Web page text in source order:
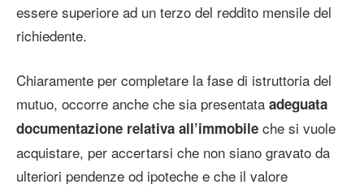
essere superiore ad un terzo del reddito mensile del
richiedente.
Chiaramente per completare la fase di istruttoria del
mutuo, occorre anche che sia presentata adeguata
documentazione relativa all’immobile che si vuole
acquistare, per accertarsi che non siano gravato da
ulteriori pendenze od ipoteche e che il valore